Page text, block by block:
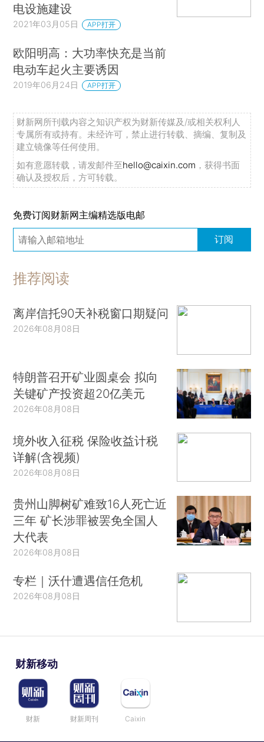
电设施建设
2021年03月05日 APP打开
欧阳明高：大功率快充是当前
电动车起火主要诱因
2019年06月24日 APP打开
财新网所刊载内容之知识产权为财新传媒及/或相关权利人
专属所有或持有。未经许可，禁止进行转载、摘编、复制及
建立镜像等任何使用。
如有意愿转载，请发邮件至hello@caixin.com ，获得书面
确认及授权后，方可转载。
免费订阅财新网主编精选版电邮
订阅
推荐阅读
离岸信托90天补税窗口期疑问
2026年08月08日
特朗普召开矿业圆桌会 拟向
关键矿产投资超20亿美元
2026年08月08日
境外收入征税 保险收益计税
详解(含视频)
2026年08月08日
贵州山脚树矿难致16人死亡近
三年 矿长涉罪被罢免全国人
大代表
2026年08月08日
专栏｜沃什遭遇信任危机
2026年08月08日
财新移动
财新 财新周刊 Caixin